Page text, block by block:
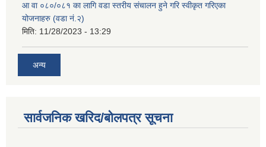
आ वा ०८०/०८१ का लागि वडा स्तरीय संचालन हुने गरि स्वीकृत गरिएका
योजनाहरु (वडा नं.२)
मिति: 11/28/2023 - 13:29
अन्य
सार्वजनिक खरिद/बोलपत्र सूचना